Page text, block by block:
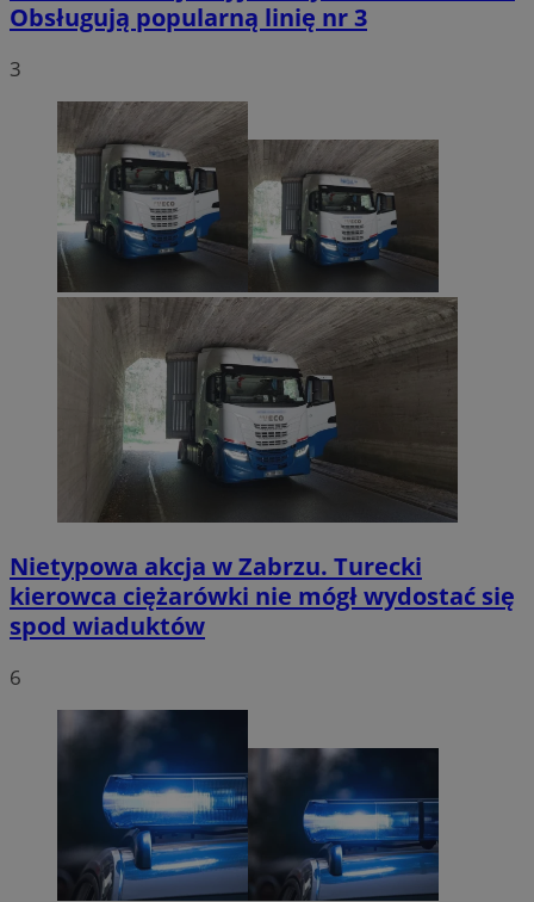
Obsługują popularną linię nr 3
3
Nietypowa akcja w Zabrzu. Turecki
kierowca ciężarówki nie mógł wydostać się
spod wiaduktów
6